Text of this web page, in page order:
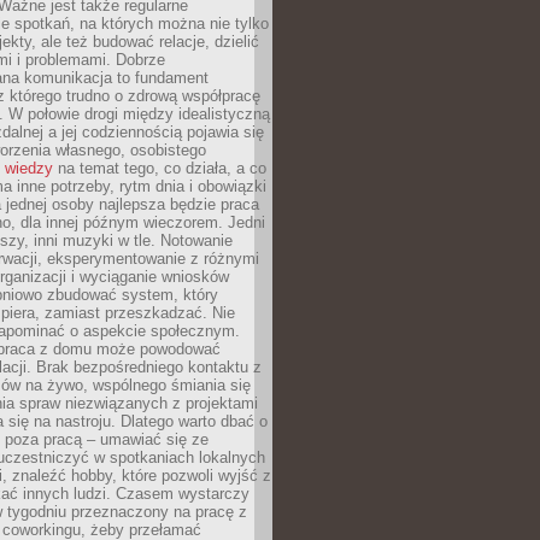
jest także regularne
spotkań, na których można nie tylko
ale też budować relacje, dzielić
i problemami. Dobrze
komunikacja to fundament
którego trudno o zdrową współpracę
W połowie drogi między idealistyczną
a jej codziennością pojawia się
własnego, osobistego
wiedzy na temat tego, co działa, a co
inne potrzeby, rytm dnia i obowiązki
jednej osoby najlepsza będzie praca
dla innej późnym wieczorem. Jedni
inni muzyki w tle. Notowanie
eksperymentowanie z różnymi
i wyciąganie wniosków
zbudować system, który
zamiast przeszkadzać. Nie
o aspekcie społecznym.
z domu może powodować
Brak bezpośredniego kontaktu z
na żywo, wspólnego śmiania się
spraw niezwiązanych z projektami
się na nastroju. Dlatego warto dbać o
pracą – umawiać się ze
w spotkaniach lokalnych
znaleźć hobby, które pozwoli wyjść z
innych ludzi. Czasem wystarczy
tygodniu przeznaczony na pracę z
żeby przełamać